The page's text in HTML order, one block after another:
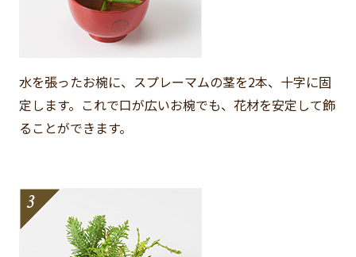
水を張ったお椀に、スプレーマムの茎を2本、十字に固
定します。これで口が広いお椀でも、花材を安定して飾
ることができます。